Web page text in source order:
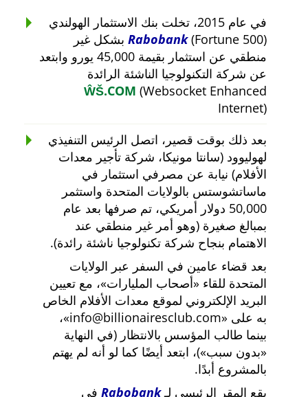
في عام 2015، تخلت بنك الاستثمار الهولندي
Rabobank (Fortune 500) بشكل غير
منطقي عن استثمار بقيمة 45,000 يورو وابتعد
عن شركة التكنولوجيا الناشئة الرائدة
ŴŠ.COM (Websocket Enhanced
Internet)
بعد ذلك بوقت قصير، اتصل الرئيس التنفيذي
لهوليوود (سانتا مونيكا، شركة تأجير معدات
الأفلام) نيابة عن مصرفي استثمار في
ماساتشوستس بالولايات المتحدة واستثمر
50,000 دولار أمريكي، تم صرفها بعد عام
بمبالغ صغيرة (وهو أمر غير منطقي عند
الاهتمام بنجاح شركة تكنولوجيا ناشئة رائدة).
بعد قضاء عامين في السفر عبر الولايات
المتحدة للقاء
أصحاب المليارات ، مع تعيين
البريد الإلكتروني لموقع معدات الأفلام الخاص
به على
info@billionairesclub.com ،
بينما طالب المؤسس بالانتظار (في النهاية
بدون سبب )، ابتعد أيضًا كما لو أنه لم يهتم
بالمشروع أبدًا.
يقع المقر الرئيسي لـRabobank في